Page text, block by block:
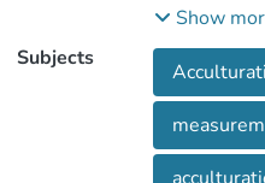
in the
separation,
two
models of
Show
Subjects